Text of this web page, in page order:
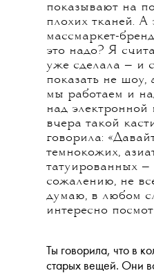
показывают на
плохих тканей. А
массмаркет-
это надо? Я
уже сделала — и
показать не шоу,
мы работаем и
над
вчера такой
говорила:
темнокожих,
татуированных
сожалению, не
думаю, в любом
интересно
Ты говорила, что в
старых вещей. Они